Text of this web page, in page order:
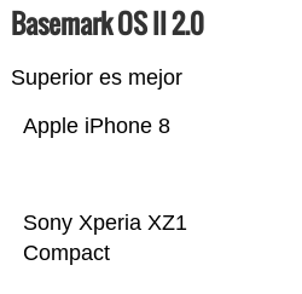
Basemark OS II 2.0
Superior es mejor
Sony Xperia XZ1
Compact
Apple iPhone 8